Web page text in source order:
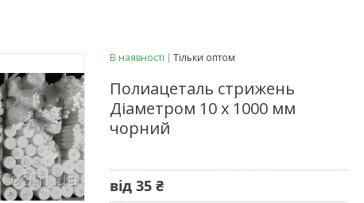
В наявності Тільки оптом
Полиацеталь стрижень
Діаметром 10 х 1000 мм
чорний
від 35 ₴